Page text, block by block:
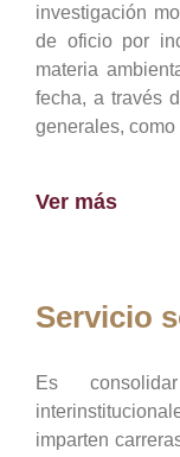
investigación
de oficio por
materia
fecha, a través
generales,
Ver más
Servicio
Es
imparten